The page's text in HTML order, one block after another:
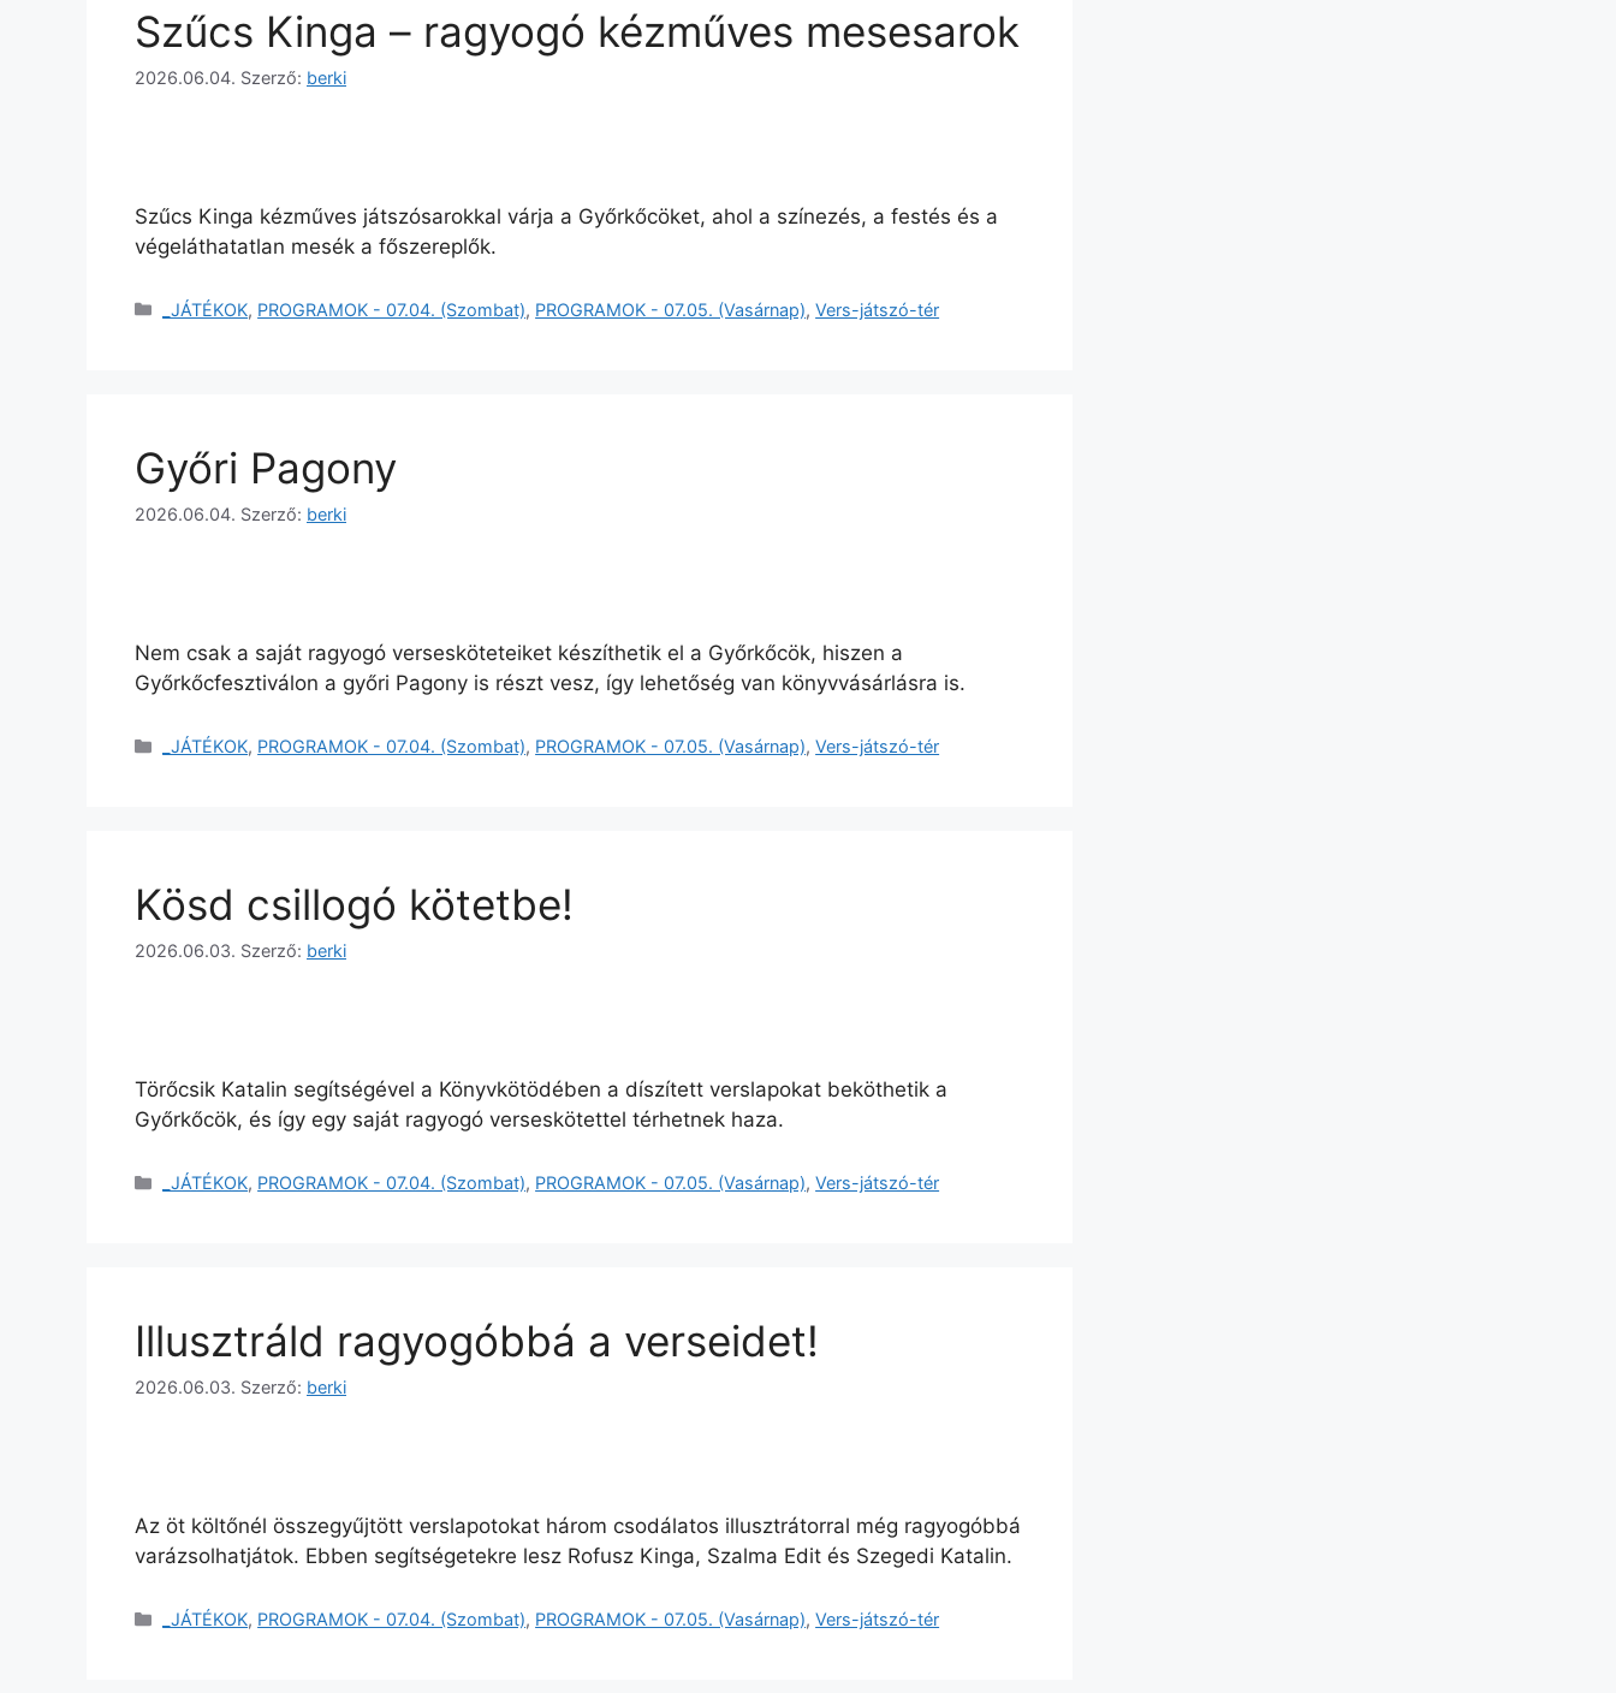
Szűcs Kinga – ragyogó kézműves mesesarok
2026.06.04. Szerző: berki
Szűcs Kinga kézműves játszósarokkal várja a Győrkőcöket, ahol a színezés, a festés és a
végeláthatatlan mesék a főszereplők.
_JÁTÉKOK, PROGRAMOK - 07.04. (Szombat), PROGRAMOK - 07.05. (Vasárnap),Vers-játszó-tér
Győri Pagony
2026.06.04. Szerző: berki
Nem csak a saját ragyogó versesköteteiket készíthetik el a Győrkőcök, hiszen a
Győrkőcfesztiválon a győri Pagony is részt vesz, így lehetőség van könyvvásárlásra is.
_JÁTÉKOK, PROGRAMOK - 07.04. (Szombat), PROGRAMOK - 07.05. (Vasárnap),Vers-játszó-tér
Kösd csillogó kötetbe!
2026.06.03. Szerző: berki
Törőcsik Katalin segítségével a Könyvkötödében a díszített verslapokat beköthetik a
Győrkőcök, és így egy saját ragyogó verseskötettel térhetnek haza.
_JÁTÉKOK, PROGRAMOK - 07.04. (Szombat), PROGRAMOK - 07.05. (Vasárnap),Vers-játszó-tér
Illusztráld ragyogóbbá a verseidet!
2026.06.03. Szerző: berki
Az öt költőnél összegyűjtött verslapotokat három csodálatos illusztrátorral még ragyogóbbá
varázsolhatjátok. Ebben segítségetekre lesz Rofusz Kinga, Szalma Edit és Szegedi Katalin.
_JÁTÉKOK, PROGRAMOK - 07.04. (Szombat), PROGRAMOK - 07.05. (Vasárnap),Vers-játszó-tér